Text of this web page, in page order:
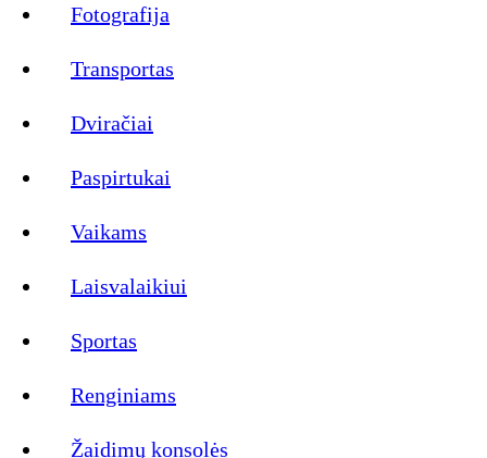
Fotografija
Transportas
Dviračiai
Paspirtukai
Vaikams
Laisvalaikiui
Sportas
Renginiams
Žaidimų konsolės